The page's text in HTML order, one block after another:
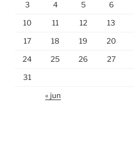
3 4 5 6
10 11 12 13
17 18 19 20
24 25 26 27
31
« jun